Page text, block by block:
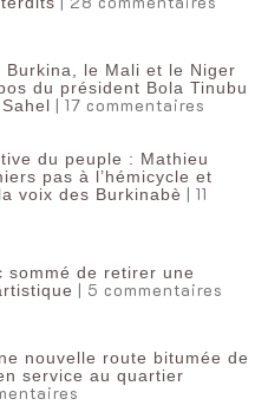
Burkina, le Mali et le Niger
du président Bola Tinubu
| 17 commentaires
du peuple : Mathieu
pas à l’hémicycle et
voix des Burkinabè | 11
sommé de retirer une
| 5 commentaires
nouvelle route bitumée de
service au quartier